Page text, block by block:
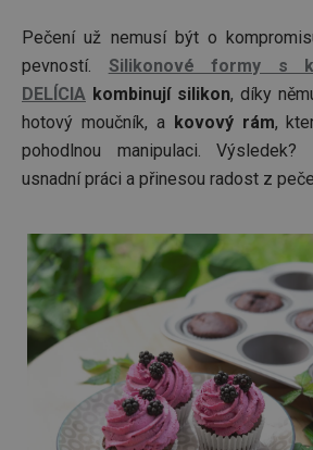
Pečení už nemusí být o
pevností. Silikonové formy s
DELÍCIA kombinují silikon, díky
hotový moučník, a kovový rám,
pohodlnou manipulaci.
usnadní práci a přinesou radost z